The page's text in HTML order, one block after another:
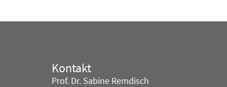
Kontakt
Prof. Dr. Sabine Remdisch